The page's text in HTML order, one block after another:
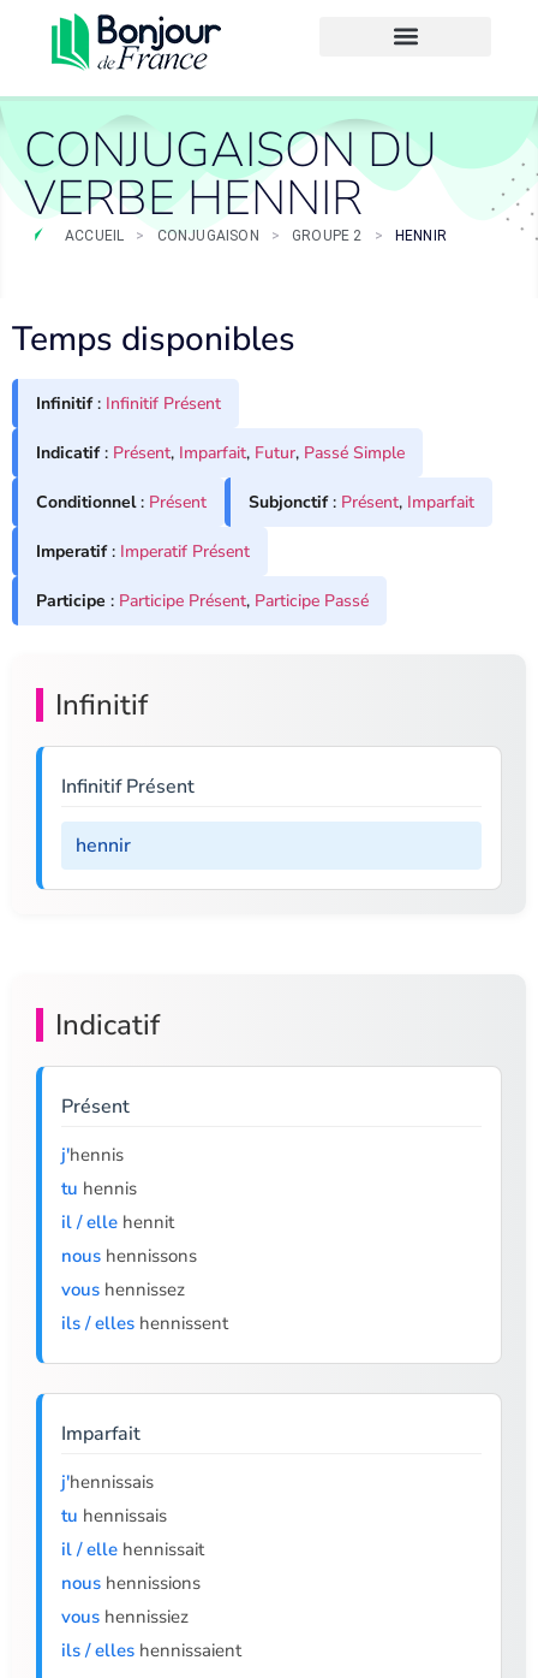
CONJUGAISON DU
VERBE HENNIR
ACCUEIL > CONJUGAISON > GROUPE 2 > HENNIR
Temps disponibles
Infinitif: Infinitif Présent
Indicatif: Présent, Imparfait, Futur, Passé Simple
Conditionnel: Présent Subjonctif: Présent, Imparfait
Imperatif: Imperatif Présent
Participe : Participe Présent, Participe Passé
Infinitif
Infinitif Présent
hennir
Indicatif
Présent
j'hennis
tu hennis
il / elle hennit
nous hennissons
vous hennissez
ils / elles hennissent
Imparfait
j'hennissais
tu hennissais
il / elle hennissait
nous hennissions
vous hennissiez
ils / elles hennissaient